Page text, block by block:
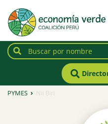
PYMES Nii Biri